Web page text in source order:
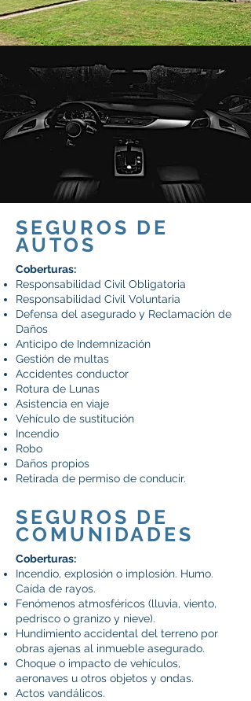
SEGUROS DE
AUTOS
Coberturas:
Responsabilidad Civil Obligatoria
Responsabilidad Civil Voluntaria
Defensa del asegurado y Reclamación de
Daños
Anticipo de Indemnización
Gestión de multas
Accidentes conductor
Rotura de Lunas
Asistencia en viaje
Vehículo de sustitución
Incendio
Robo
Daños propios
Retirada de permiso de conducir.
SEGUROS DE
COMUNIDADES
Coberturas:
Incendio, explosión o implosión. Humo.
Caída de rayos.
Fenómenos atmosféricos (lluvia, viento,
pedrisco o granizo y nieve).
Hundimiento accidental del terreno por
obras ajenas al inmueble asegurado.
Choque o impacto de vehículos,
aeronaves u otros objetos y ondas.
Actos vandálicos.